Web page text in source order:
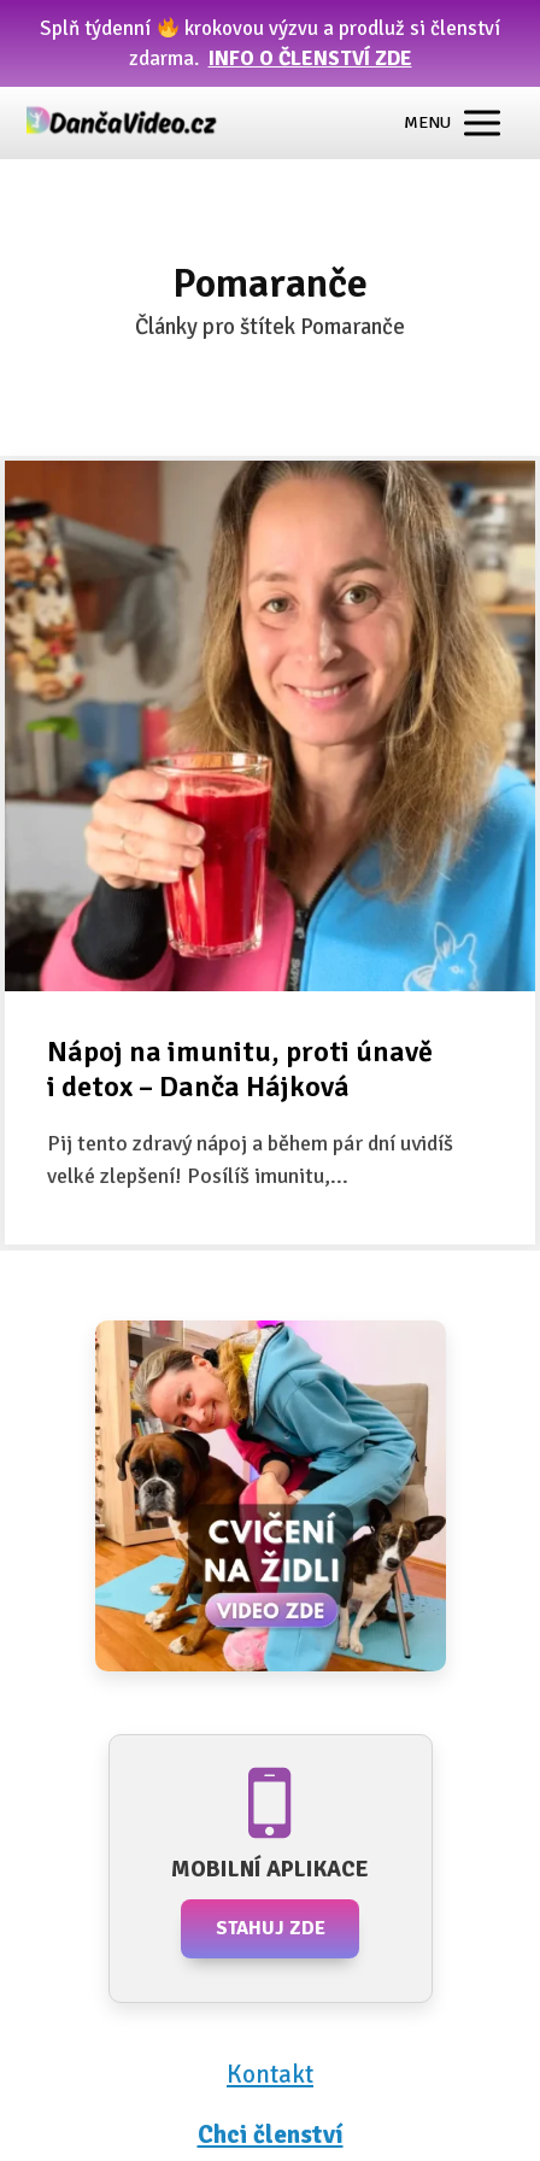
Splň týdenní
krokovou výzvu a prodluž si členství
zdarma. INFO O ČLENSTVÍ ZDE
MENU
Pomaranče
Články pro štítek Pomaranče
Nápoj na imunitu, proti únavě
i detox – Danča Hájková
Pij tento zdravý nápoj a během pár dní uvidíš
velké zlepšení! Posílíš imunitu,...
MOBILNÍ APLIKACE
STAHUJ ZDE
Kontakt
Chci členství